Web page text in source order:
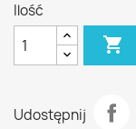
Ilość

Udostępnij